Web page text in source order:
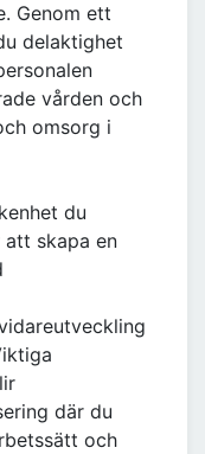
Genom ett
delaktighet
vården och
omsorg i
du
skapa en
där du
och